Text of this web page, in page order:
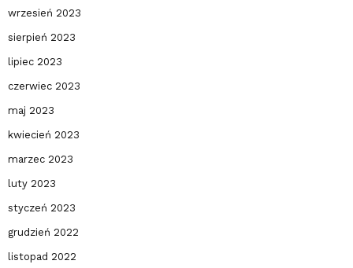
wrzesień 2023
sierpień 2023
lipiec 2023
czerwiec 2023
maj 2023
kwiecień 2023
marzec 2023
luty 2023
styczeń 2023
grudzień 2022
listopad 2022